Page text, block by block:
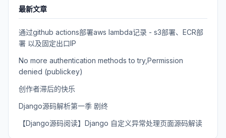
最新文章
通过github actions部署aws lambda记录 - s3部署、ECR部
署 以及固定出口IP
No more authentication methods to try,Permission
denied (publickey)
创作者滞后的快乐
Django源码解析第一季 剧终
【Django源码阅读】Django 自定义异常处理页面源码解读